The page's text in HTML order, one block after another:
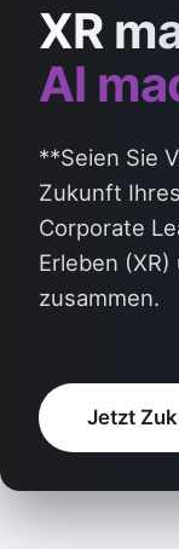
XR
AI
**Seien Sie
Zukunft
Corporate
Erleben
zusammen.
Jetzt